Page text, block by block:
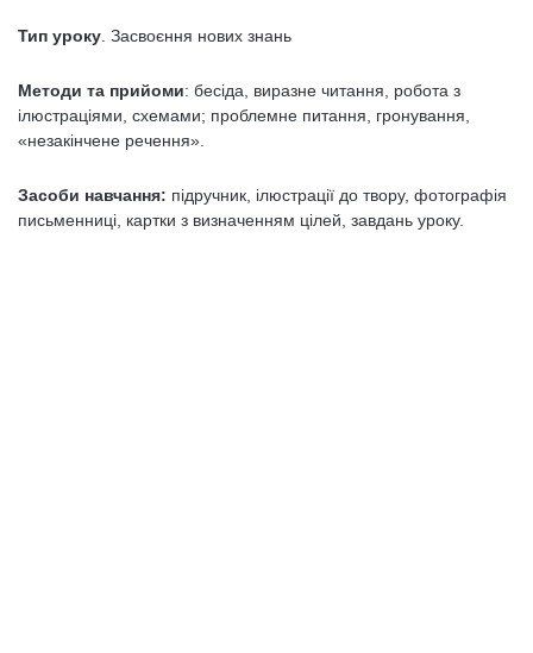
Тип уроку . Засвоєння нових знань
Методи та прийоми: бесіда, виразне читання, робота з
ілюстраціями, схемами; проблемне питання, гронування,
«незакінчене речення».
Засоби навчання: підручник, ілюстрації до твору, фотографія
письменниці, картки з визначенням цілей, завдань уроку.